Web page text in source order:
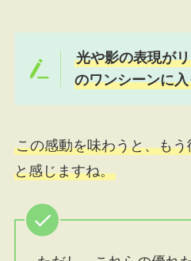
光や影の表現が
のワンシーンに
この感動を味わうと、も
と感じますね。